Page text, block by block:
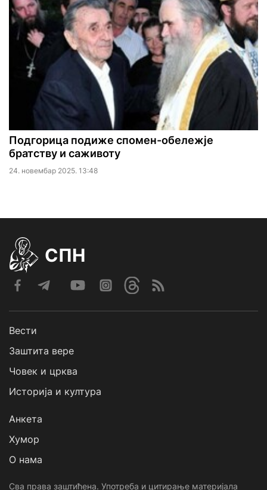
Подгорица подиже спомен-обележје
братству и саживоту
24. новембар 2025. 13:48
СПН
Вести
Заштита вере
Човек и црква
Историја и култура
Анкета
Хумор
О нама
Сва права заштићена. Употреба и цитирање материјала